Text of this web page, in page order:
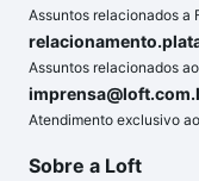
Assuntos relacionados a
Assuntos relacionados
Atendimento exclusivo
Sobre a Loft